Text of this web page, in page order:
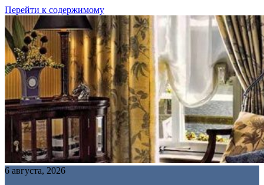
Перейти к содержимому
6 августа, 2026